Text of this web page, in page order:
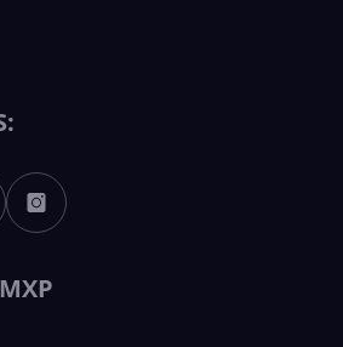
Sztuczna inteligencja po
polsku. Dość barier